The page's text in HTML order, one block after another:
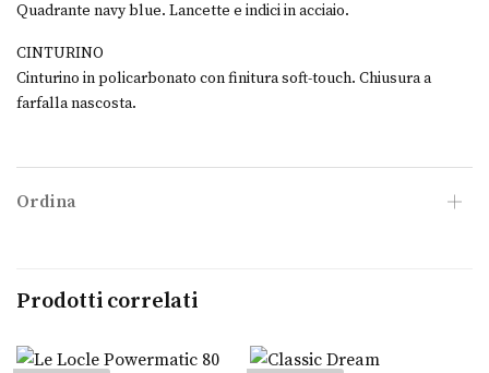
Quadrante navy blue. Lancette e indici in acciaio.
CINTURINO
Cinturino in policarbonato con finitura soft-touch. Chiusura a
farfalla nascosta.
Ordina
Prodotti correlati